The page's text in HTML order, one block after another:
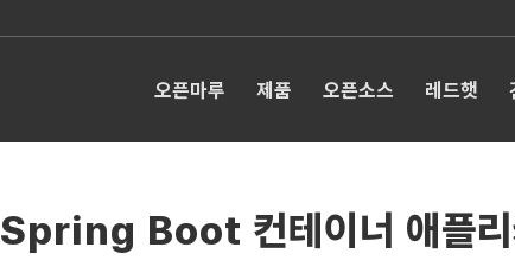
오픈마루 제품 오픈소스 레드햇
Spring Boot 컨테이너 애플리